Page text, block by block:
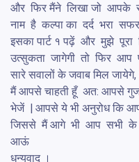
और  फिर मैंने  लिखा जो  आपके
नाम  है  कल्पा का  दर्द  भरा
इसका पार्ट १ पढ़ें  और  मुझे
उत्सुकता  जागेगी  तो  फिर  आप
सारे सवालों के जवाब मिल
मैं आपसे चाहती हूँ  अत: आपसे
भेजें  | आपसे ये भी अनुरोध कि
जिससे  मैं आगे  भी  आप  सभी  के
आऊं
धन्यवाद ।